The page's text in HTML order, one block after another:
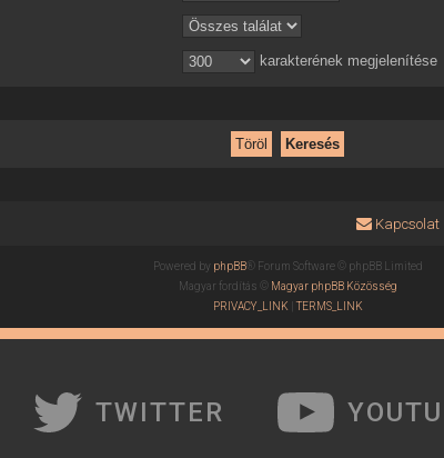
karakterének megjelenítése
Kapcsolat
Powered by phpBB® Forum Software © phpBB Limited
Magyar fordítás ©
Magyar phpBB Közösség
PRIVACY_LINK| TERMS_LINK
TWITTER